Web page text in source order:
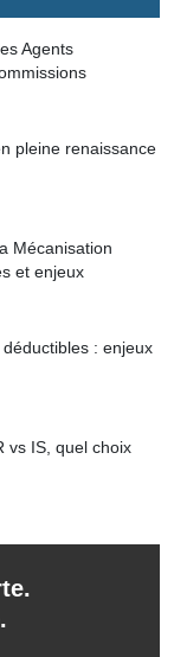
Agents
pleine renaissance
Mécanisation
et enjeux
: enjeux
vs IS, quel choix